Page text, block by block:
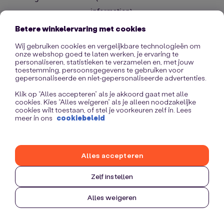
information).
Betere winkelervaring met cookies
Wij gebruiken cookies en vergelijkbare technologieën om
onze webshop goed te laten werken, je ervaring te
personaliseren, statistieken te verzamelen en, met jouw
toestemming, persoonsgegevens te gebruiken voor
gepersonaliseerde en niet-gepersonaliseerde advertenties.
Klik op “Alles accepteren” als je akkoord gaat met alle
cookies. Kies “Alles weigeren” als je alleen noodzakelijke
cookies wilt toestaan, of stel je voorkeuren zelf in. Lees
meer in ons cookiebeleid
Zelf instellen
Alles weigeren
Alles accepteren